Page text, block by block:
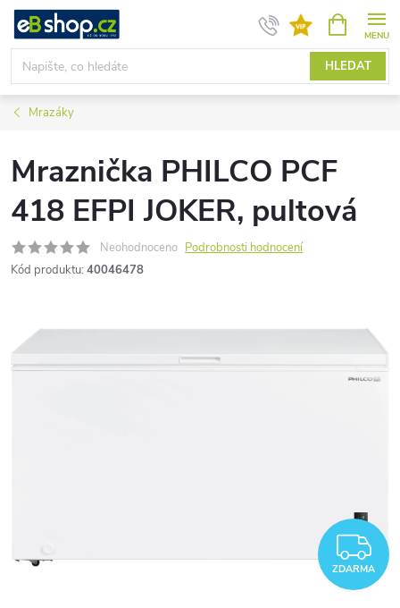
Přejít
obsah
HLEDAT
NÁKUPNÍ
KOŠÍK
Mrazáky
Mraznička PHILCO PCF
418 EFPI JOKER, pultová
Neohodnoceno Podrobnosti hodnocení
Kód produktu: 40046478
ZDARMA